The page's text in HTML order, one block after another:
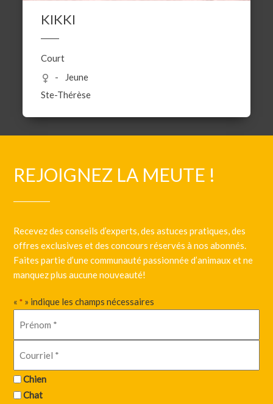
KIKKI
Court
Jeune
Ste-Thérèse
REJOIGNEZ LA MEUTE !
Recevez des conseils d’experts, des astuces pratiques, des
offres exclusives et des concours réservés à nos abonnés.
Faites partie d’une communauté passionnée d’animaux et ne
manquez plus aucune nouveauté!
«* » indique les champs nécessaires
Chien
Chat